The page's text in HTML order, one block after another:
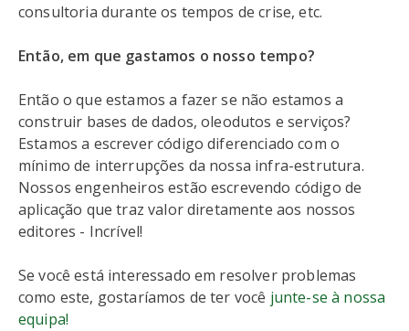
consultoria durante os tempos de crise, etc.
Então, em que gastamos o nosso tempo?
Então o que estamos a fazer se não estamos a
construir bases de dados, oleodutos e serviços?
Estamos a escrever código diferenciado com o
mínimo de interrupções da nossa infra-estrutura.
Nossos engenheiros estão escrevendo código de
aplicação que traz valor diretamente aos nossos
editores - Incrível!
Se você está interessado em resolver problemas
como este, gostaríamos de ter você junte-se à nossa
equipa!